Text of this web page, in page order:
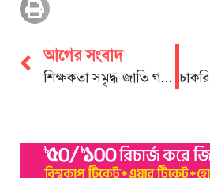
আগের সংবাদ
শিক্ষকতা সমৃদ্ধ জাতি গঠনের মূল পথিকৃৎ